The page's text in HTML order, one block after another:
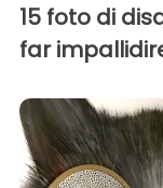
15 foto di
far